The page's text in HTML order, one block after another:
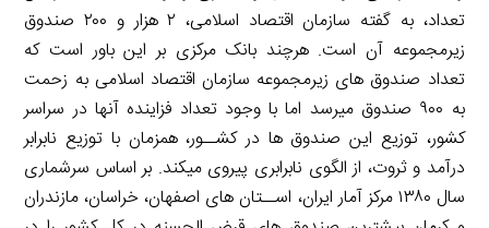
تعداد، به گفته سازمان اقتصاد اسلامی، ۲ هزار و ۲۰۰ صندوق
زیرمجموعه آن است. هرچند بانک مرکزی بر این باور است که
تعداد صندوق های زیرمجموعه سازمان اقتصاد اسلامی به زحمت
به ۹۰۰ صندوق میرسد اما با وجود تعداد فزاینده آنها در سراسر
کشور، توزیع این صندوق ها در کشــور، همزمان با توزیع نابرابر
درآمد و ثروت، از الگوی نابرابری پیروی میکند. بر اساس سرشماری
سال ۱۳۸۰ مرکز آمار ایران، اســتان های اصفهان، خراسان، مازندران